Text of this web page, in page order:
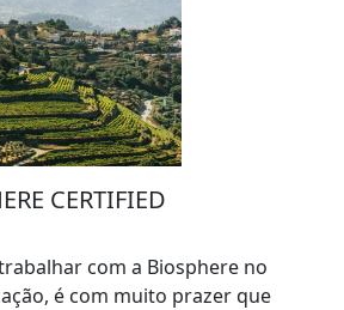
CERTIFIED
com a Biosphere no
é com muito prazer que